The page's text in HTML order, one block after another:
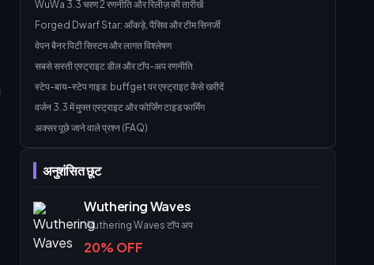
WuWa 3.3 चरण 2 रणनीति और रिलीज़ की तारीखें
Forged Dwarf Star: आँकड़े, पैसिव और टीम सिनर्जी
वेपन बैनर पिटी सिस्टम और लागत विश्लेषण
सबसे सस्ती एस्ट्राइट डील और टॉप-अप रणनीति
स्टेप-बाय-स्टेप गाइड: buffget पर एस्ट्राइट कैसे खरीदें
वर्जन 3.3 में मुफ्त एस्ट्राइट और फोर्जिंग टाइड फार्मिंग
अक्सर पूछे जाने वाले प्रश्न (FAQ)
अनुशंसित छूट
Wuthering Waves
Wuthering Waves टॉप अप
20% OFF